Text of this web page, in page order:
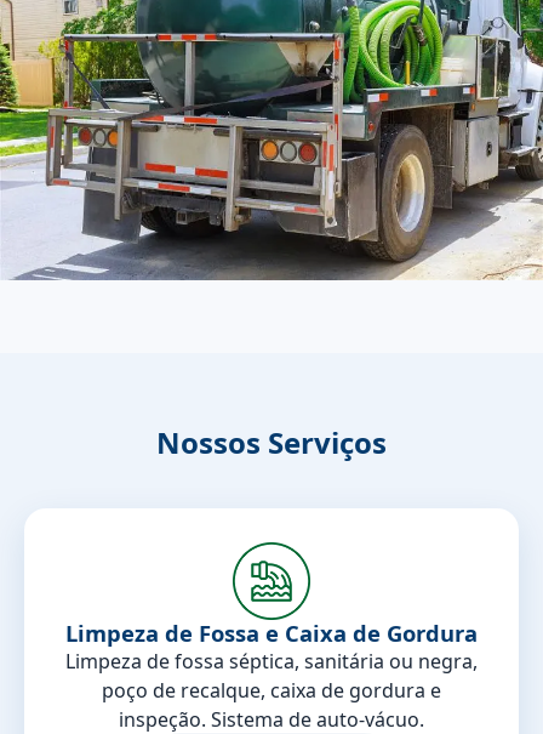
Nossos Serviços
Limpeza de Fossa e Caixa de Gordura
Limpeza de fossa séptica, sanitária ou negra,
poço de recalque, caixa de gordura e
inspeção. Sistema de auto-vácuo.